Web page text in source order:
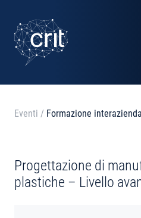
SERVIZI
CASI STUDIO
NOTIZIE
Eventi / Formazione
Progettazione di
plastiche – Livello